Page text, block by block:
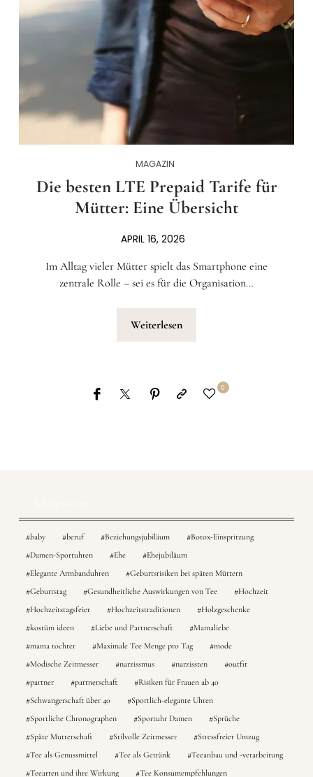
MAGAZIN
Die besten LTE Prepaid Tarife für
Mütter: Eine Übersicht
APRIL 16, 2026
Im Alltag vieler Mütter spielt das Smartphone eine
zentrale Rolle – sei es für die Organisation…
Weiterlesen
0
baby beruf Beziehungsjubiläum
Botox-Einspritzung
Damen-Sportuhren
Ehe
Ehejubiläum
Elegante Armbanduhren
Geburtsrisiken bei späten Müttern
Geburtstag
Gesundheitliche Auswirkungen von Tee
Hochzeit
Hochzeitstagsfeier
Hochzeitstraditionen
Holzgeschenke
kostüm ideen
Liebe und Partnerschaft
Mamaliebe
mama tochter
Maximale Tee Menge pro Tag
mode
Modische Zeitmesser
narzissmus narzissten
outfit
partner
partnerschaft
Risiken für Frauen ab 40
Schwangerschaft über 40
Sportlich-elegante Uhren
Sportliche Chronographen
Sportuhr Damen
Sprüche
Späte Mutterschaft
Stilvolle Zeitmesser
Stressfreier Umzug
Tee als Genussmittel
Tee als Getränk
Teeanbau und -verarbeitung
Teearten und ihre Wirkung
Tee Konsumempfehlungen